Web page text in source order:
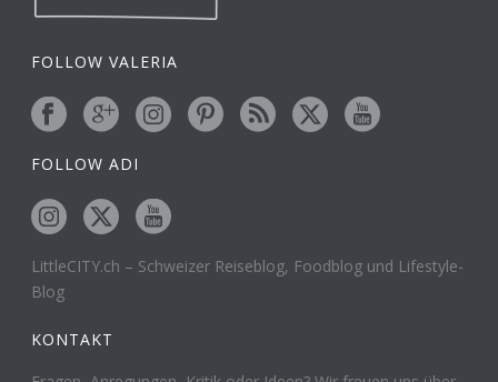
FOLLOW VALERIA
FOLLOW ADI
LittleCITY.ch – Schweizer Reiseblog, Foodblog und Lifestyle-
Blog
KONTAKT